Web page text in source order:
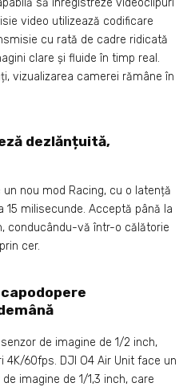
video utilizează codificare
cu rată de cadre ridicată
clare și fluide în timp real.
vizualizarea camerei rămâne în
dezlănțuită,
nou mod Racing, cu o latență
milisecunde. Acceptă până la
conducându-vă într-o călătorie
cer.
de imagine de 1/2 inch,
60fps. DJI O4 Air Unit face un
imagine de 1/1,3 inch, care